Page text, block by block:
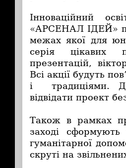
Інноваційний
«АРСЕНАЛ ІДЕЙ»
межах якої для
серія цікавих
презентацій,
Всі акції будуть
і традиціями.
відвідати проект
Також в рамках
заході
гуманітарної
скруті на